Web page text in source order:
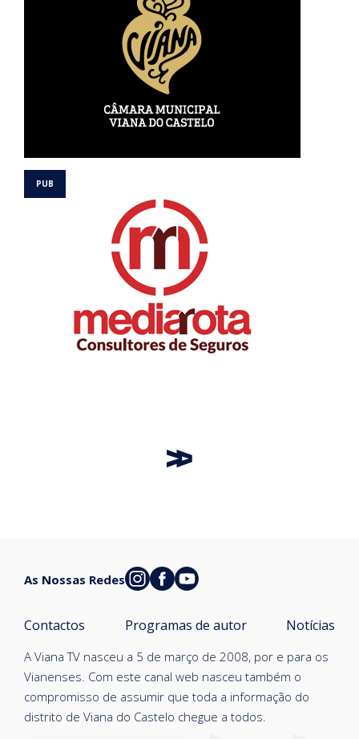
A Viana TV nasceu a 5 de março de 2008, por e para os
Vianenses. Com este canal web nasceu também o
compromisso de assumir que toda a informação do
distrito de Viana do Castelo chegue a todos.
Contactos Programas de autor Notícias
As Nossas Redes